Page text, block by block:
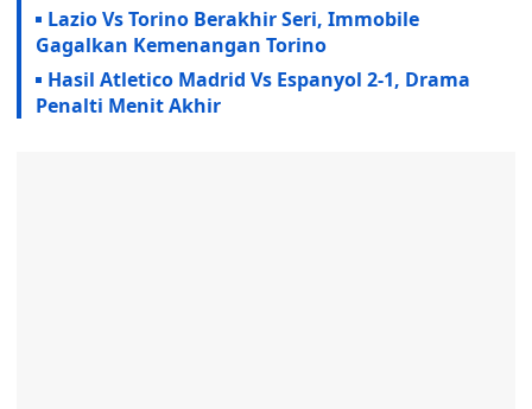
Lazio Vs Torino Berakhir Seri, Immobile
Gagalkan Kemenangan Torino
Hasil Atletico Madrid Vs Espanyol 2-1, Drama
Penalti Menit Akhir